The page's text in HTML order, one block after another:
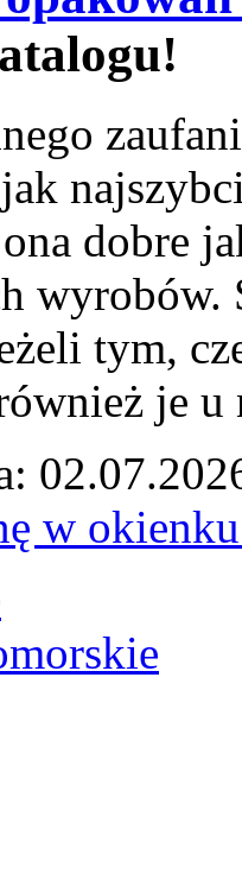
dobre
tym,
je u
w